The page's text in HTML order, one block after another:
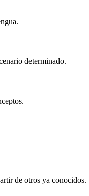
determinado.
de otros ya conocidos.